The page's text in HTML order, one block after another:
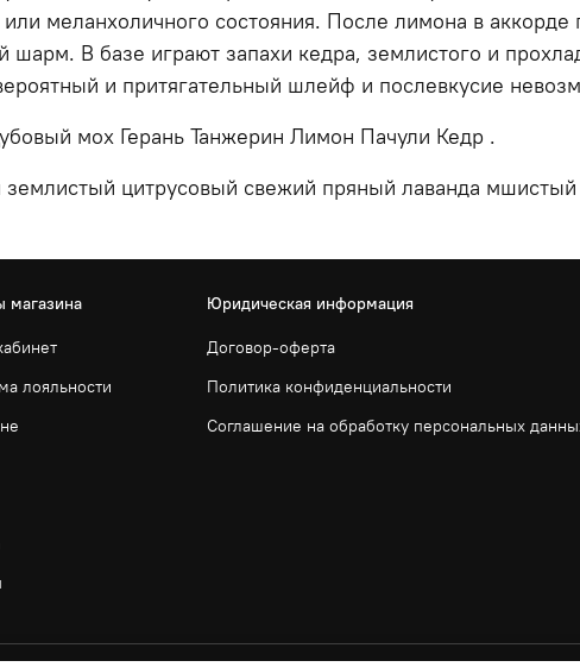
меланхоличного состояния. После лимона в аккорде
шарм. В базе играют запахи кедра, землистого и
и притягательный шлейф и послевкусие
мох Герань Танжерин Лимон Пачули Кедр .
цитрусовый свежий пряный лаванда
магазина
лояльности
Юридическая информация
Договор-оферта
Политика конфиденциальности
Соглашение на обработку персональных